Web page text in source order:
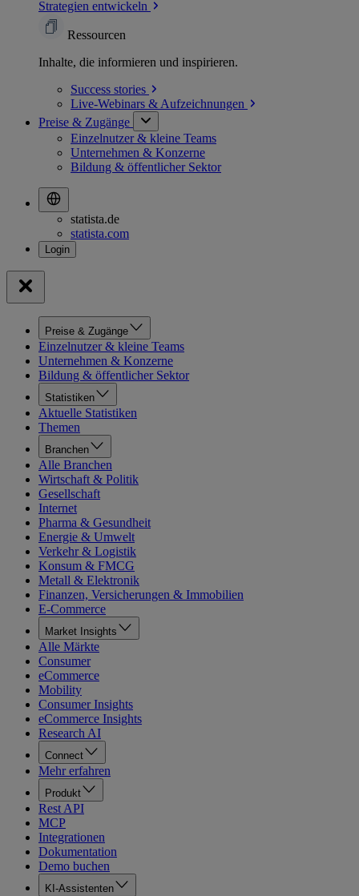
Strategien entwickeln
Ressourcen
Inhalte, die informieren und inspirieren.
Success stories
Live-Webinars & Aufzeichnungen
Preise & Zugänge
Einzelnutzer & kleine Teams
Unternehmen & Konzerne
Bildung & öffentlicher Sektor
statista.de
statista.com
Preise & Zugänge
Einzelnutzer & kleine Teams
Unternehmen & Konzerne
Bildung & öffentlicher Sektor
Statistiken
Aktuelle Statistiken
Themen
Branchen
Alle Branchen
Wirtschaft & Politik
Gesellschaft
Internet
Pharma & Gesundheit
Energie & Umwelt
Verkehr & Logistik
Konsum & FMCG
Metall & Elektronik
Finanzen, Versicherungen & Immobilien
E-Commerce
Market Insights
Alle Märkte
Consumer
eCommerce
Mobility
Consumer Insights
eCommerce Insights
Research AI
Connect
Mehr erfahren
Produkt
Rest API
MCP
Integrationen
Dokumentation
Demo buchen
KI-Assistenten